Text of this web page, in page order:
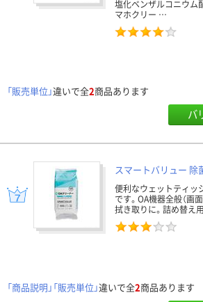
塩化ベンザルコニウ
マホクリー …
「販売単位」違いで全2商品あります
バ
スマートバリュー 除
便利なウェットティッ
です。OA機器全般（画
拭き取りに。詰め替え
「商品説明」「販売単位」違いで全2商品あります